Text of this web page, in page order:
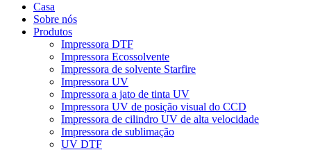
Casa
Sobre nós
Produtos
Impressora DTF
Impressora Ecossolvente
Impressora de solvente Starfire
Impressora UV
Impressora a jato de tinta UV
Impressora UV de posição visual do CCD
Impressora de cilindro UV de alta velocidade
Impressora de sublimação
UV DTF